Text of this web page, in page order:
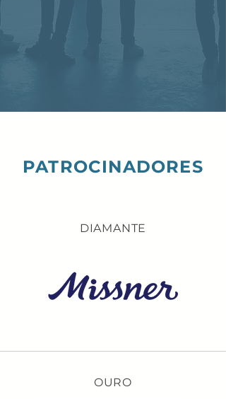
PATROCINADORES
DIAMANTE
OURO